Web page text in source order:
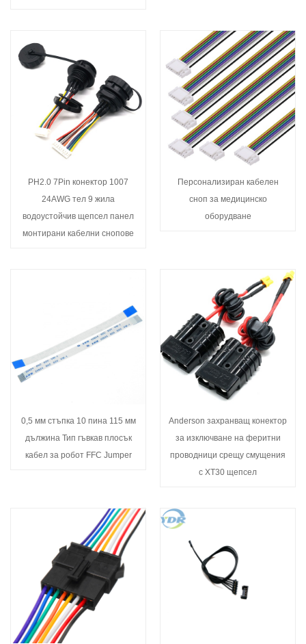
PH2.0 7Pin конектор 1007
24AWG тел 9 жила
водоустойчив щепсел панел
монтирани кабелни снопове
Персонализиран кабелен
сноп за медицинско
оборудване
0,5 мм стъпка 10 пина 115 мм
дължина Тип гъвкав плосък
кабел за робот FFC Jumper
Anderson захранващ конектор
за изключване на феритни
проводници срещу смущения
с XT30 щепсел